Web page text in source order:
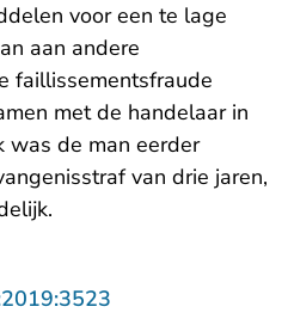
voor een te lage
aan andere
faillissementsfraude
met de handelaar in
was de man eerder
van drie jaren,